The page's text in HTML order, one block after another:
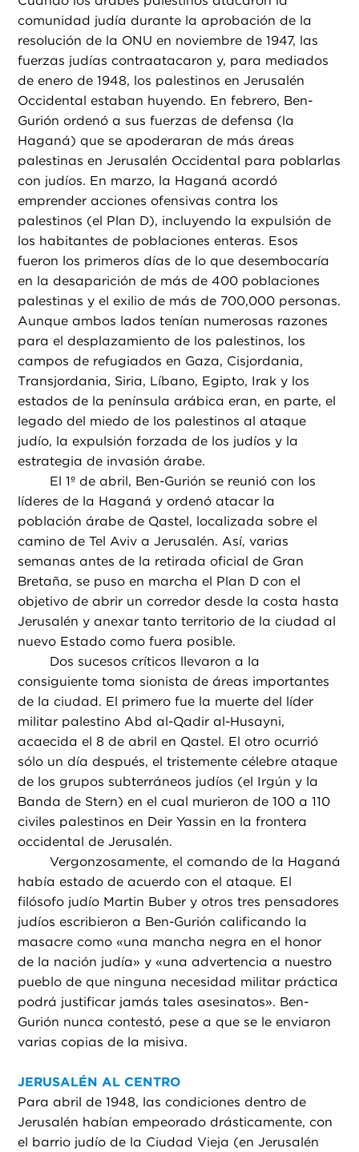
comunidad judía durante la aprobación de la
resolución de la ONU en noviembre de 1947, las
fuerzas judías contraatacaron y, para mediados
de enero de 1948, los palestinos en Jerusalén
Occidental estaban huyendo. En febrero, Ben-
Gurión ordenó a sus fuerzas de defensa (la
Haganá) que se apoderaran de más áreas
palestinas en Jerusalén Occidental para poblarlas
con judíos. En marzo, la Haganá acordó
emprender acciones ofensivas contra los
palestinos (el Plan D), incluyendo la expulsión de
los habitantes de poblaciones enteras. Esos
fueron los primeros días de lo que desembocaría
en la desaparición de más de 400 poblaciones
palestinas y el exilio de más de 700,000 personas.
Aunque ambos lados tenían numerosas razones
para el desplazamiento de los palestinos, los
campos de refugiados en Gaza, Cisjordania,
Transjordania, Siria, Líbano, Egipto, Irak y los
estados de la península arábica eran, en parte, el
legado del miedo de los palestinos al ataque
judío, la expulsión forzada de los judíos y la
estrategia de invasión árabe.
El 1º de abril, Ben-Gurión se reunió con los
líderes de la Haganá y ordenó atacar la
población árabe de Qastel, localizada sobre el
camino de Tel Aviv a Jerusalén. Así, varias
semanas antes de la retirada oficial de Gran
Bretaña, se puso en marcha el Plan D con el
objetivo de abrir un corredor desde la costa hasta
Jerusalén y anexar tanto territorio de la ciudad al
nuevo Estado como fuera posible.
Dos sucesos críticos llevaron a la
consiguiente toma sionista de áreas importantes
de la ciudad. El primero fue la muerte del líder
militar palestino Abd al-Qadir al-Husayni,
acaecida el 8 de abril en Qastel. El otro ocurrió
sólo un día después, el tristemente célebre ataque
de los grupos subterráneos judíos (el Irgún y la
Banda de Stern) en el cual murieron de 100 a 110
civiles palestinos en Deir Yassin en la frontera
occidental de Jerusalén.
Vergonzosamente, el comando de la Haganá
había estado de acuerdo con el ataque. El
filósofo judío Martin Buber y otros tres pensadores
judíos escribieron a Ben-Gurión calificando la
masacre como «una mancha negra en el honor
de la nación judía» y «una advertencia a nuestro
pueblo de que ninguna necesidad militar práctica
podrá justificar jamás tales asesinatos». Ben-
Gurión nunca contestó, pese a que se le enviaron
varias copias de la misiva.
JERUSALÉN AL CENTRO
Para abril de 1948, las condiciones dentro de
Jerusalén habían empeorado drásticamente, con
el barrio judío de la Ciudad Vieja (en Jerusalén